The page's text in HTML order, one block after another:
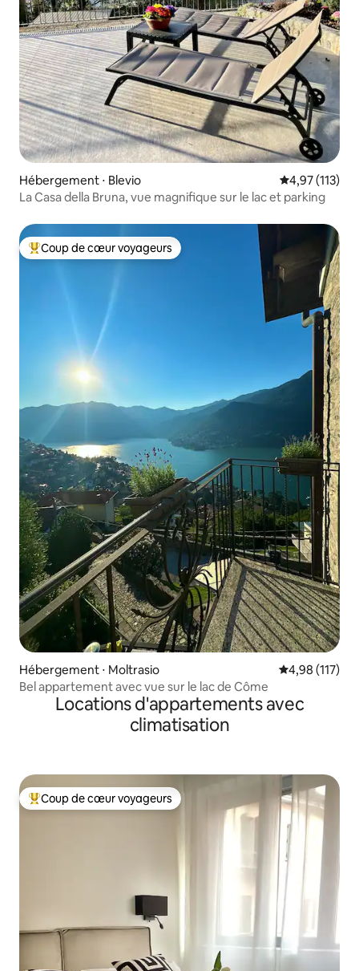
Hébergement ⋅ Blevio Évaluation
4,97 (113)
La Casa della Bruna, vue magnifique sur le lac et parking
Coups de cœur voyageurs les plus appréciés
Coup de cœur voyageurs
Hébergement ⋅ Moltrasio Évaluation
4,98 (117)
Bel appartement avec vue sur le lac de Côme
Locations d'appartements avec
climatisation
Coups de cœur voyageurs les plus appréciés
Coup de cœur voyageurs